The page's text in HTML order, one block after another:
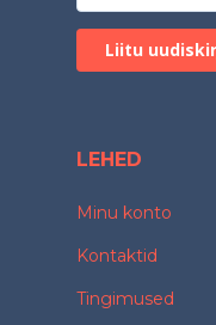
LEHED
Minu konto
Kontaktid
Tingimused